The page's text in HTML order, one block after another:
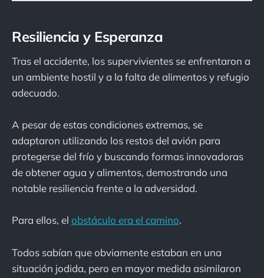
Resiliencia y Esperanza
Tras el accidente, los supervivientes se enfrentaron a
un ambiente hostil y a la falta de alimentos y refugio
adecuado.
A pesar de estas condiciones extremas, se
adaptaron utilizando los restos del avión para
protegerse del frío y buscando formas innovadoras
de obtener agua y alimentos, demostrando una
notable resiliencia frente a la adversidad.
Para ellos, el obstáculo era el camino.
Todos sabían que obviamente estaban en una
situación jodida, pero en mayor medida asimilaron